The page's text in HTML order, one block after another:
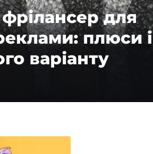
для
плюси і
варіанту